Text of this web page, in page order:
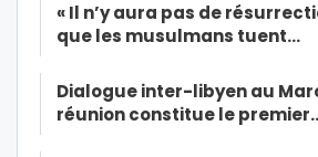
« Il n’y aura pas de
que les musulmans tuent…
Dialogue inter-libyen au
réunion constitue le